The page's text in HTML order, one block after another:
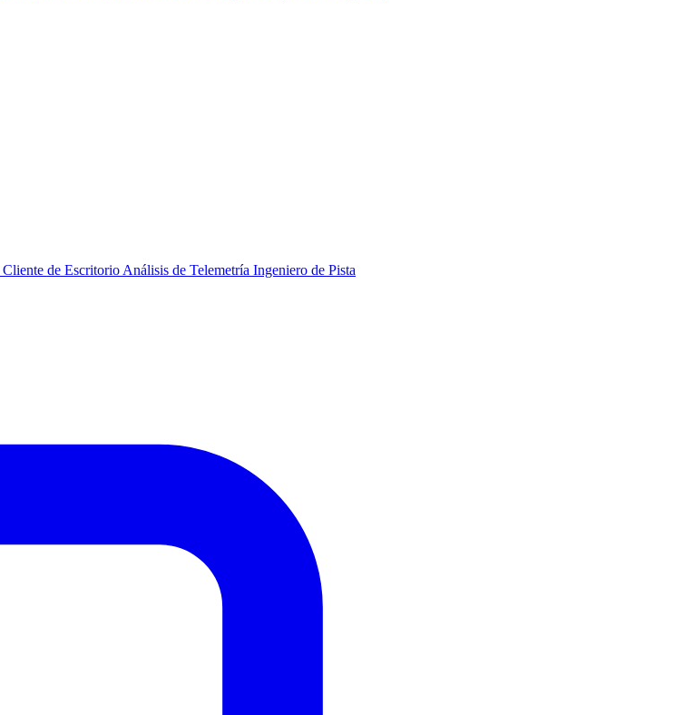
Cliente de Escritorio Análisis de Telemetría Ingeniero de Pista